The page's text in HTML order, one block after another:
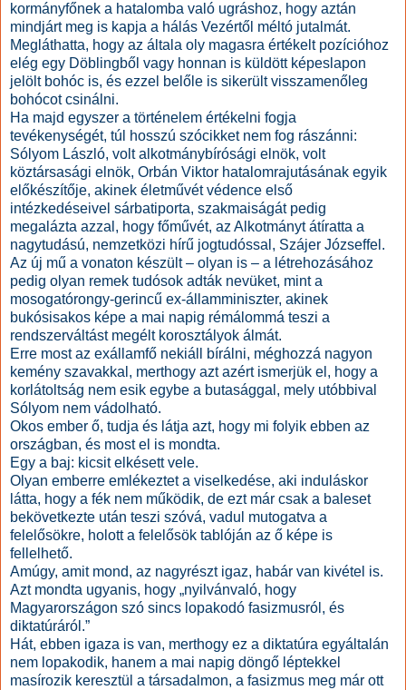
kormányfőnek a hatalomba való ugráshoz, hogy aztán
mindjárt meg is kapja a hálás Vezértől méltó jutalmát.
Megláthatta, hogy az általa oly magasra értékelt pozícióhoz
elég egy Döblingből vagy honnan is küldött képeslapon
jelölt bohóc is, és ezzel belőle is sikerült visszamenőleg
bohócot csinálni.
Ha majd egyszer a történelem értékelni fogja
tevékenységét, túl hosszú szócikket nem fog rászánni:
Sólyom László, volt alkotmánybírósági elnök, volt
köztársasági elnök, Orbán Viktor hatalomrajutásának egyik
előkészítője, akinek életművét védence első
intézkedéseivel sárbatiporta, szakmaiságát pedig
megalázta azzal, hogy főművét, az Alkotmányt átíratta a
nagytudású, nemzetközi hírű jogtudóssal, Szájer Józseffel.
Az új mű a vonaton készült – olyan is – a létrehozásához
pedig olyan remek tudósok adták nevüket, mint a
mosogatórongy-gerincű ex-államminiszter, akinek
bukósisakos képe a mai napig rémálommá teszi a
rendszerváltást megélt korosztályok álmát.
Erre most az exállamfő nekiáll bírálni, méghozzá nagyon
kemény szavakkal, merthogy azt azért ismerjük el, hogy a
korlátoltság nem esik egybe a butasággal, mely utóbbival
Sólyom nem vádolható.
Okos ember ő, tudja és látja azt, hogy mi folyik ebben az
országban, és most el is mondta.
Egy a baj: kicsit elkésett vele.
Olyan emberre emlékeztet a viselkedése, aki induláskor
látta, hogy a fék nem működik, de ezt már csak a baleset
bekövetkezte után teszi szóvá, vadul mutogatva a
felelősökre, holott a felelősök tablóján az ő képe is
fellelhető.
Amúgy, amit mond, az nagyrészt igaz, habár van kivétel is.
Azt mondta ugyanis, hogy „nyilvánvaló, hogy
Magyarországon szó sincs lopakodó fasizmusról, és
diktatúráról.”
Hát, ebben igaza is van, merthogy ez a diktatúra egyáltalán
nem lopakodik, hanem a mai napig döngő léptekkel
masírozik keresztül a társadalmon, a fasizmus meg már ott